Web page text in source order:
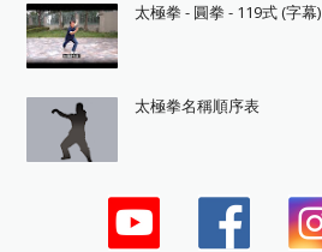
太極拳 - 圓拳 - 119式 (字幕)
太極拳名稱順序表